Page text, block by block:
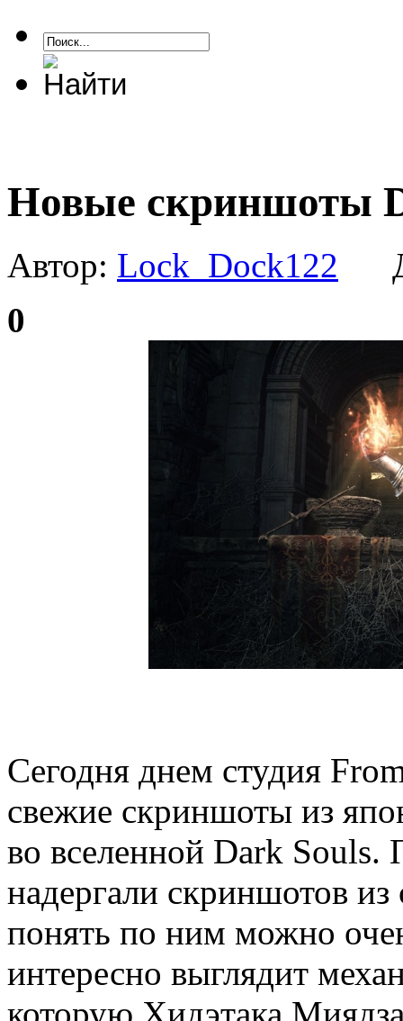
Новые скриншоты
Автор: Lock_Dock122
0
Сегодня днем студия
свежие скриншоты из
во вселенной Dark
надергали скриншотов
понять по ним можно
интересно выглядит